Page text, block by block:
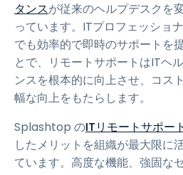
タンスが従来のヘルプデスクを
っています。ITプロフェッショ
でも効率的で即時のサポートを
とで、リモートサポートはITヘ
ンスを根本的に向上させ、コス
幅な向上をもたらします。
Splashtop のITリモートサポー
したメリットを組織が最大限に
ています。高度な機能、強固な